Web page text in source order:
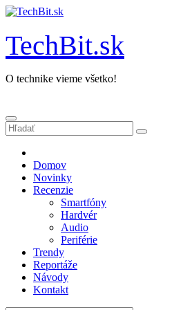
Prejsť
obsah
TechBit.sk
O technike vieme všetko!
Domov
Novinky
Recenzie
Smartfóny
Hardvér
Audio
Periférie
Trendy
Reportáže
Návody
Kontakt